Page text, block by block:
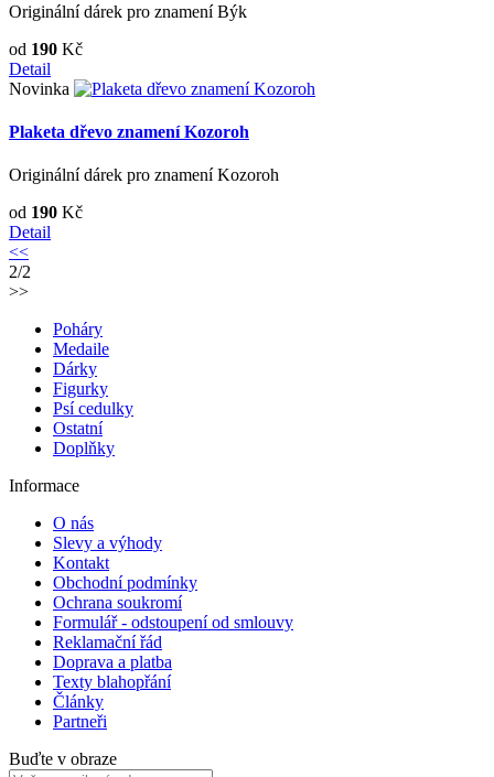
Originální dárek pro znamení Býk
od 190 Kč
Detail
Novinka
Plaketa dřevo znamení Kozoroh
Originální dárek pro znamení Kozoroh
od 190 Kč
Detail
<<
2/2
>>
Poháry
Medaile
Dárky
Figurky
Psí cedulky
Ostatní
Doplňky
Informace
O nás
Slevy a výhody
Kontakt
Obchodní podmínky
Ochrana soukromí
Formulář - odstoupení od smlouvy
Reklamační řád
Doprava a platba
Texty blahopřání
Články
Partneři
Buďte v obraze